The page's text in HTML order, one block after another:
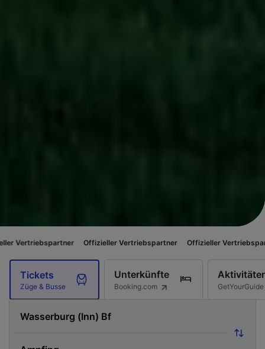
Offizieller Vertriebspartner Offizieller Vertriebspartner
Tickets
Züge & Busse
Unterkünfte
Booking.com GetYourGuide